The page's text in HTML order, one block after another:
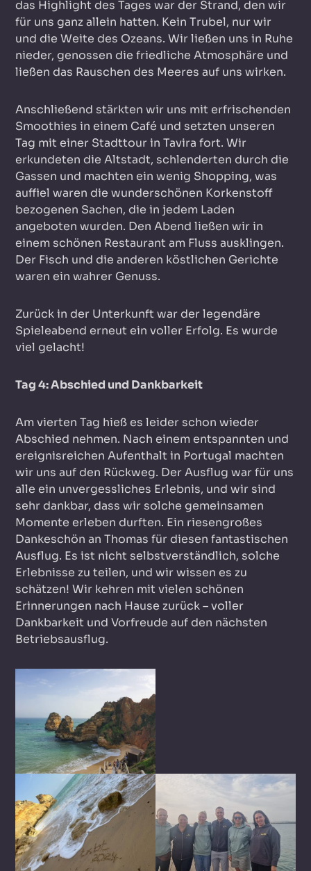
das Highlight des Tages war der Strand, den wir
für uns ganz allein hatten. Kein Trubel, nur wir
und die Weite des Ozeans. Wir ließen uns in Ruhe
nieder, genossen die friedliche Atmosphäre und
ließen das Rauschen des Meeres auf uns wirken.
Anschließend stärkten wir uns mit erfrischenden
Smoothies in einem Café und setzten unseren
Tag mit einer Stadttour in Tavira fort. Wir
erkundeten die Altstadt, schlenderten durch die
Gassen und machten ein wenig Shopping, was
auffiel waren die wunderschönen Korkenstoff
bezogenen Sachen, die in jedem Laden
angeboten wurden. Den Abend ließen wir in
einem schönen Restaurant am Fluss ausklingen.
Der Fisch und die anderen köstlichen Gerichte
waren ein wahrer Genuss.
Zurück in der Unterkunft war der legendäre
Spieleabend erneut ein voller Erfolg. Es wurde
viel gelacht!
Tag 4: Abschied und Dankbarkeit
Am vierten Tag hieß es leider schon wieder
Abschied nehmen. Nach einem entspannten und
ereignisreichen Aufenthalt in Portugal machten
wir uns auf den Rückweg. Der Ausflug war für uns
alle ein unvergessliches Erlebnis, und wir sind
sehr dankbar, dass wir solche gemeinsamen
Momente erleben durften. Ein riesengroßes
Dankeschön an Thomas für diesen fantastischen
Ausflug. Es ist nicht selbstverständlich, solche
Erlebnisse zu teilen, und wir wissen es zu
schätzen! Wir kehren mit vielen schönen
Erinnerungen nach Hause zurück – voller
Dankbarkeit und Vorfreude auf den nächsten
Betriebsausflug.